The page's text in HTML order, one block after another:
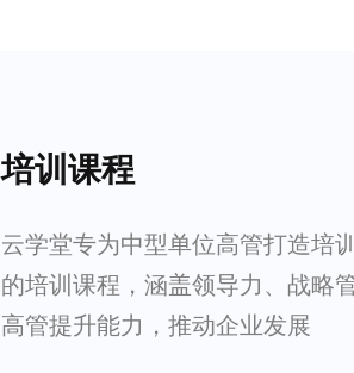
培训课程
云学堂专为中型单位高管打造培
的培训课程，涵盖领导力、战略
高管提升能力，推动企业发展